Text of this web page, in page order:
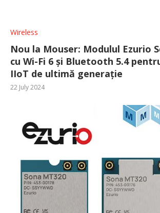
Wireless
Nou la Mouser: Modulul Ezurio
cu Wi-Fi 6 și Bluetooth 5.4
IIoT de ultimă generație
22 July 2024